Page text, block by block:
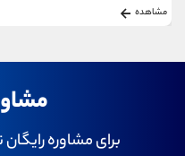
مشاهده
برای مشاوره